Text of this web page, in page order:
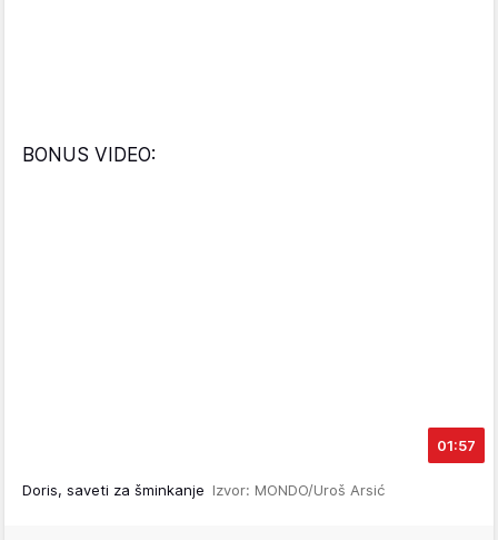
BONUS VIDEO:
01:57
Doris, saveti za šminkanje Izvor: MONDO/Uroš Arsić